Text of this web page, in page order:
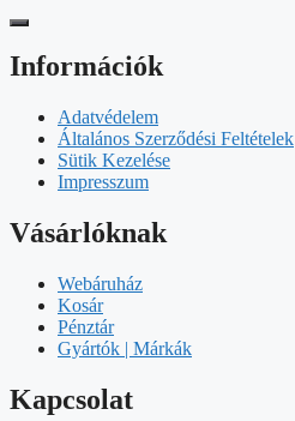
Információk
Adatvédelem
Általános Szerződési Feltételek
Sütik Kezelése
Impresszum
Vásárlóknak
Webáruház
Kosár
Pénztár
Gyártók | Márkák
Kapcsolat